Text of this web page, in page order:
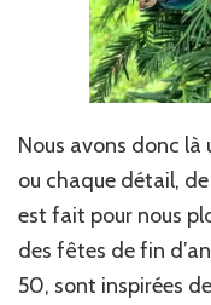
Nous avons donc
ou chaque détail,
est fait pour nous
des fêtes de fin
50, sont inspirées